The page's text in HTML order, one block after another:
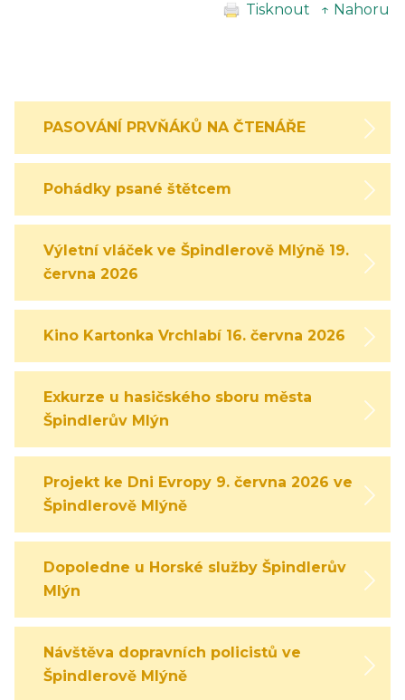
Tisknout ↑ Nahoru
PASOVÁNÍ PRVŇÁKŮ NA ČTENÁŘE
Pohádky psané štětcem
Výletní vláček ve Špindlerově Mlýně 19.
června 2026
Kino Kartonka Vrchlabí 16. června 2026
Exkurze u hasičského sboru města
Špindlerův Mlýn
Projekt ke Dni Evropy 9. června 2026 ve
Špindlerově Mlýně
Dopoledne u Horské služby Špindlerův
Mlýn
Návštěva dopravních policistů ve
Špindlerově Mlýně